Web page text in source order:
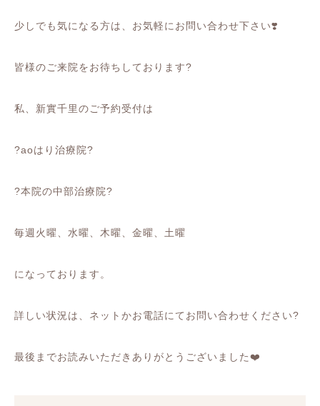
少しでも気になる方は、お気軽にお問い合わせ下さい❣️
皆様のご来院をお待ちしております?
私、新實千里のご予約受付は
?aoはり治療院?
?本院の中部治療院?
毎週火曜、水曜、木曜、金曜、土曜
になっております。
詳しい状況は、ネットかお電話にてお問い合わせください?
最後までお読みいただきありがとうございました❤️